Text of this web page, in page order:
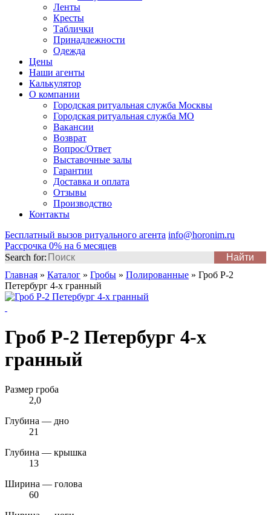
Ленты
Кресты
Таблички
Принадлежности
Одежда
Цены
Наши агенты
Калькулятор
О компании
Городская ритуальная служба Москвы
Городская ритуальная служба МО
Вакансии
Возврат
Вопрос/Ответ
Выставочные залы
Гарантии
Доставка и оплата
Отзывы
Производство
Контакты
Бесплатный вызов ритуального агента info@horonim.ru
Рассрочка 0% на 6 месяцев
Search for:
Главная » Каталог » Гробы » Полированные » Гроб Р-2
Петербург 4-х гранный
Гроб Р-2 Петербург 4-х
гранный
Размер гроба
2,0
Глубина — дно
21
Глубина — крышка
13
Ширина — голова
60